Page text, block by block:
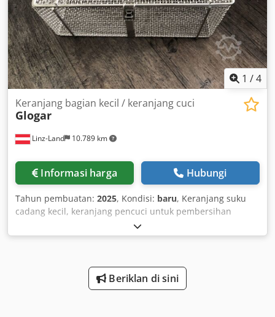
1 /4
Linz-Land 10.789 km
Keranjang bagian kecil / keranjang cuci
Glogar
Informasi harga Hubungi
Tahun pembuatan: 2025, Kondisi: baru, Keranjang suku
cadang kecil, keranjang pencuci untuk pembersihan
komponen Chsded Innwspfx Ai Sea Bahan: Baja tahan
karat 1.4301, tambahan dipoles secara elektrolit Dimensi:
pengunci Harga belum termasuk ongkir Biaya pengiriman
di Jerman dan Austria tambahan € 18,00 per keranjang
Beriklan di sini